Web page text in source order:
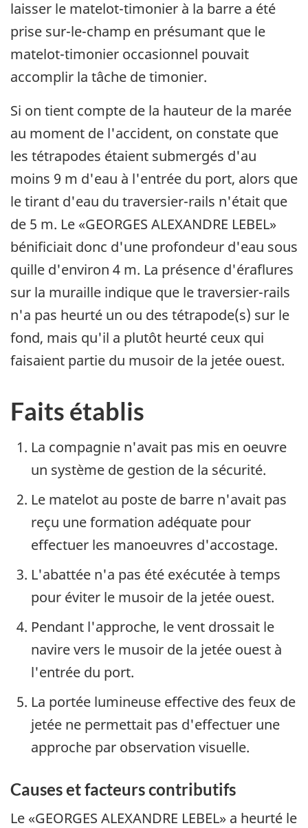
laisser le matelot-timonier à la barre a été
prise sur-le-champ en présumant que le
matelot-timonier occasionnel pouvait
accomplir la tâche de timonier.
Si on tient compte de la hauteur de la marée
au moment de l'accident, on constate que
les tétrapodes étaient submergés d'au
moins 9 m d'eau à l'entrée du port, alors que
le tirant d'eau du traversier-rails n'était que
de 5 m. Le «GEORGES ALEXANDRE LEBEL»
bénificiait donc d'une profondeur d'eau sous
quille d'environ 4 m. La présence d'éraflures
sur la muraille indique que le traversier-rails
n'a pas heurté un ou des tétrapode(s) sur le
fond, mais qu'il a plutôt heurté ceux qui
faisaient partie du musoir de la jetée ouest.
Faits établis
La compagnie n'avait pas mis en oeuvre
un système de gestion de la sécurité.
Le matelot au poste de barre n'avait pas
reçu une formation adéquate pour
effectuer les manoeuvres d'accostage.
L'abattée n'a pas été exécutée à temps
pour éviter le musoir de la jetée ouest.
Pendant l'approche, le vent drossait le
navire vers le musoir de la jetée ouest à
l'entrée du port.
La portée lumineuse effective des feux de
jetée ne permettait pas d'effectuer une
approche par observation visuelle.
Causes et facteurs contributifs
Le «GEORGES ALEXANDRE LEBEL» a heurté le